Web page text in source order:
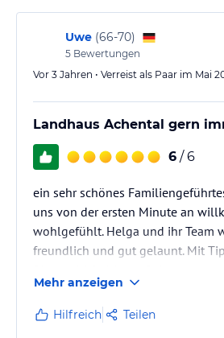
Uwe (66-70)
5 Bewertungen
Vor 3 Jahren • Verreist als Paar im Mai
Landhaus Achental gern
6 / 6
ein sehr schönes
uns von der ersten Minute an
wohlgefühlt. Helga und ihr Team
freundlich und gut gelaunt. Mit
Mehr anzeigen
Hilfreich Teilen